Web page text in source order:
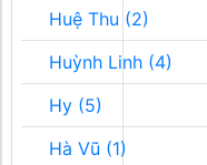
Huệ Thu (2)
Huỳnh Linh (4)
Hy (5)
Hà Vũ (1)